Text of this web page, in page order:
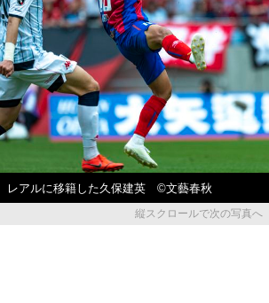
レアルに移籍した久保建英 ©文藝春秋
縦スクロールで次の写真へ